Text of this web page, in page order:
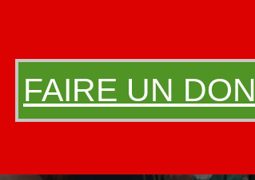
FAIRE UN DON